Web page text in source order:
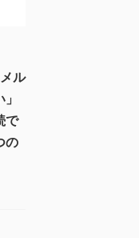
ル
で
の